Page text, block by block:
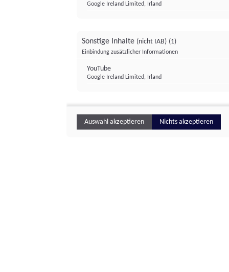
Google Ireland Limited, Irland
Sonstige Inhalte (nicht IAB) (1)
Einbindung zusätzlicher Informationen
YouTube
Google Ireland Limited, Irland
Auswahl akzeptieren Nichts akzeptieren